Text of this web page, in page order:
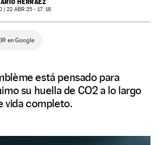
HERRÁEZ
| 22 ABR 25 - 17: 18
en Google
está pensado para
su huella de CO2 a lo largo
vida completo.